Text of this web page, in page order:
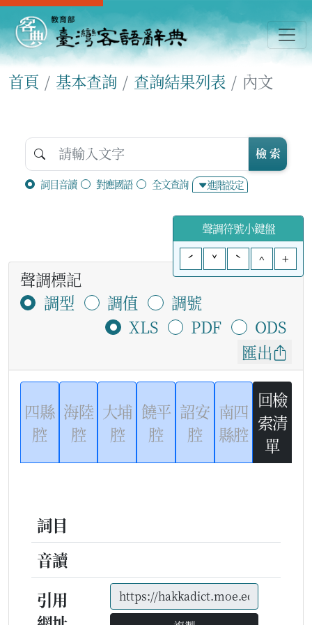
首頁 基本查詢 查詢結果列表 內文
詞目音讀 對應國語 全文查詢 進階設定
檢 索
聲調符號小鍵盤
ˊ
ˇ ˋ ^ +
聲調標記
調型
調值
調號
XLS
PDF
ODS
匯出
四縣
腔
海陸
腔
大埔
腔
饒平
腔
詔安
腔
南四
縣腔
回檢
索清
單
詞目
音讀
引用